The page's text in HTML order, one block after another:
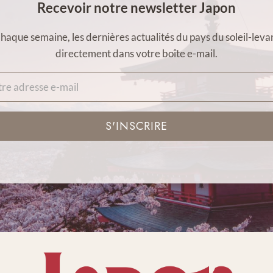
Recevoir notre newsletter Japon
semaine, les dernières actualités du pays du soleil-
directement dans votre boîte e-mail.
S'INSCRIRE